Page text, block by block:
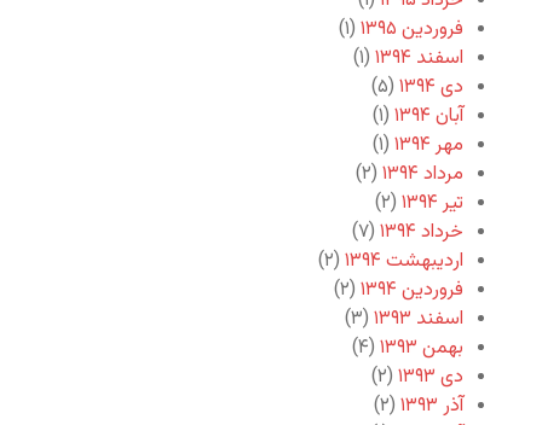
فروردین ۱۳۹۵
(۱)
اسفند ۱۳۹۴
(۱)
دی ۱۳۹۴
(۵)
آبان ۱۳۹۴
(۱)
مهر ۱۳۹۴
(۱)
مرداد ۱۳۹۴
(۲)
تیر ۱۳۹۴
(۲)
خرداد ۱۳۹۴
(۷)
اردیبهشت ۱۳۹۴
(۲)
فروردین ۱۳۹۴
(۲)
اسفند ۱۳۹۳
(۳)
بهمن ۱۳۹۳
(۴)
دی ۱۳۹۳
(۲)
آذر ۱۳۹۳
(۲)